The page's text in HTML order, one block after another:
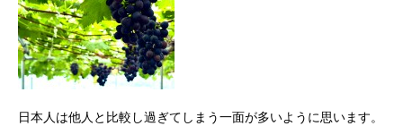
日本人は他人と比較し過ぎてしまう一面が多いように思います。